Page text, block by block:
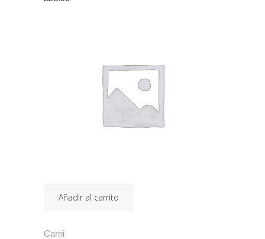
Añadir al carrito
Carni